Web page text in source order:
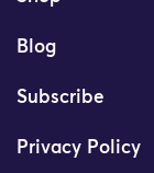
Blog
Subscribe
Privacy Policy